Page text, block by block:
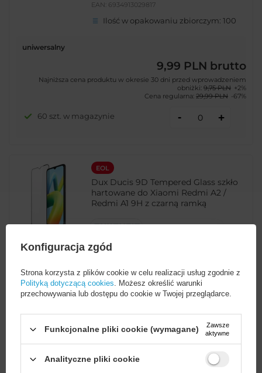
EAN: 6934913029817
Ilość w opakowaniu zbiorczym:100
uniwersalny
9,99 PLN brutto
Najniższa cena produktu w okresie 30 dni przed wprowadzeniem
obniżki: 9,75 PLN +2%
Cena regularna: 29,99 PLN -67%
60 szt. w magazynie - +
EOL
Dux Ducis 9D Tempered Glass szkło
hartowane do Xiaomi Redmi A2 /
Redmi A1 9H z czarną ramką
EAN:6934913034026
uniwersalny 9,99 PLNbrutto
4 szt. w magazynie - +
OKAZJA EOL
Konfiguracja zgód
Strona korzysta z plików cookie w celu realizacji usług zgodnie z
Polityką dotyczącą cookies . Możesz określić warunki
przechowywania lub dostępu do cookie w Twojej przeglądarce.
Funkcjonalne pliki cookie (wymagane)
Zawsze
aktywne
Analityczne pliki cookie